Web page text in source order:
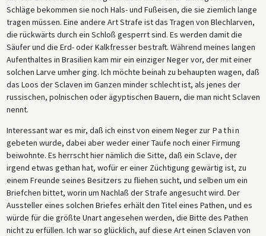
Schläge bekommen sie noch Hals- und Fußeisen, die sie ziemlich lange
tragen müssen. Eine andere Art Strafe ist das Tragen von Blechlarven,
die rückwärts durch ein Schloß gesperrt sind. Es werden damit die
Säufer und die Erd- oder Kalkfresser bestraft. Während meines langen
Aufenthaltes in Brasilien kam mir ein einziger Neger vor, der mit einer
solchen Larve umher ging. Ich möchte beinah zu behaupten wagen, daß
das Loos der Sclaven im Ganzen minder schlecht ist, als jenes der
russischen, polnischen oder ägyptischen Bauern, die man nicht Sclaven
nennt.
Interessant war es mir, daß ich einst von einem Neger zur Pathin
gebeten wurde, dabei aber weder einer Taufe noch einer Firmung
beiwohnte. Es herrscht hier nämlich die Sitte, daß ein Sclave, der
irgend etwas gethan hat, wofür er einer Züchtigung gewärtig ist, zu
einem Freunde seines Besitzers zu fliehen sucht, und selben um ein
Briefchen bittet, worin um Nachlaß der Strafe angesucht wird. Der
Aussteller eines solchen Briefes erhält den Titel eines Pathen, und es
würde für die größte Unart angesehen werden, die Bitte des Pathen
nicht zu erfüllen. Ich war so glücklich, auf diese Art einen Sclaven von